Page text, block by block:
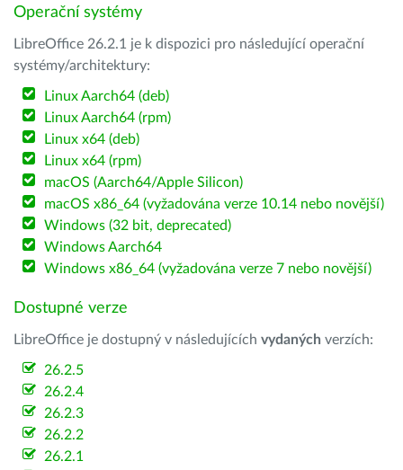
Operační systémy
LibreOffice 26.2.1 je k dispozici pro následující operační
systémy/architektury:
Linux Aarch64 (deb)
Linux Aarch64 (rpm)
Linux x64 (deb)
Linux x64 (rpm)
macOS (Aarch64/Apple Silicon)
macOS x86_64 (vyžadována verze 10.14 nebo novější)
Windows (32 bit, deprecated)
Windows Aarch64
Windows x86_64 (vyžadována verze 7 nebo novější)
Dostupné verze
LibreOffice je dostupný v následujících vydaných verzích:
26.2.5
26.2.4
26.2.3
26.2.2
26.2.1